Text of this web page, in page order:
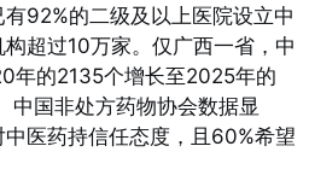
92%的二级及以上医院设立中
超过10万家。仅广西一省，中
年的2135个增长至2025年的
中国非处方药物协会数据显
医药持信任态度，且60%希望